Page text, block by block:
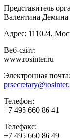
Представитель
Валентина Демина
Адрес: 111024,
Веб-сайт:
www.rosinter.ru
Электронная почта:
Телефон:
+7 495 660 86 41
Телефакс:
+7 495 660 86 49